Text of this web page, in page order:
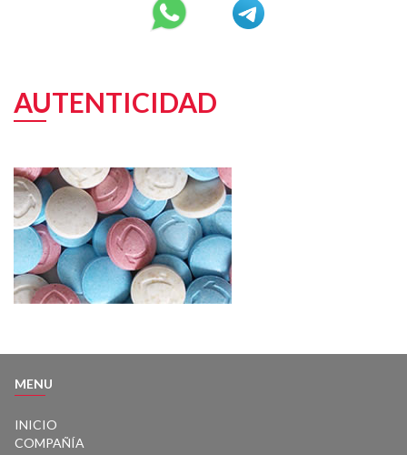
AUTENTICIDAD
MENU
INICIO
COMPAÑÍA